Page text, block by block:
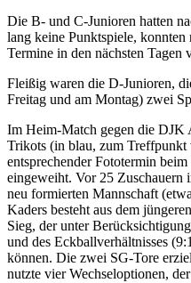
Die B- und C-Junioren hatten
lang keine Punktspiele,
Termine in den nächsten Tagen
Fleißig waren die D-Junioren,
Freitag und am Montag) zwei
Im Heim-Match gegen die DJK
Trikots (in blau, zum Treffpunkt
entsprechender Fototermin
eingeweiht. Vor 25 Zuschauern
neu formierten Mannschaft
Kaders besteht aus dem
Sieg, der unter
und des Eckballverhältnisses
können. Die zwei SG-Tore
nutzte vier Wechseloptionen,